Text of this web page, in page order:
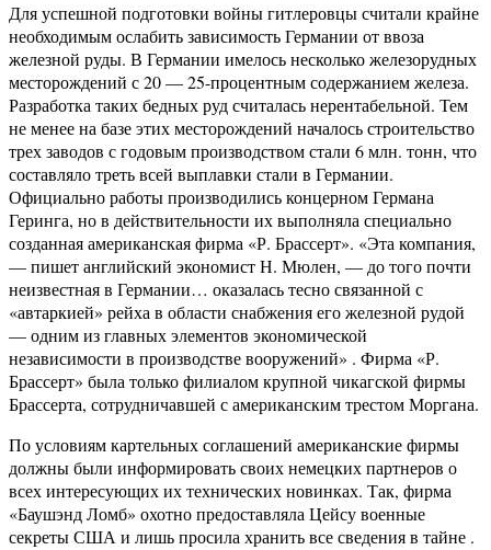
Для успешной подготовки войны гитлеровцы считали крайне
необходимым ослабить зависимость Германии от ввоза
железной руды. В Германии имелось несколько железорудных
месторождений с 20 — 25-процентным содержанием железа.
Разработка таких бедных руд считалась нерентабельной. Тем
не менее на базе этих месторождений началось строительство
трех заводов с годовым производством стали 6 млн. тонн, что
составляло треть всей выплавки стали в Германии.
Официально работы производились концерном Германа
Геринга, но в действительности их выполняла специально
созданная американская фирма «Р. Брассерт». «Эта компания,
— пишет английский экономист Н. Мюлен, — до того почти
неизвестная в Германии… оказалась тесно связанной с
«автаркией» рейха в области снабжения его железной рудой
— одним из главных элементов экономической
независимости в производстве вооружений» . Фирма «Р.
Брассерт» была только филиалом крупной чикагской фирмы
Брассерта, сотрудничавшей с американским трестом Моргана.
По условиям картельных соглашений американские фирмы
должны были информировать своих немецких партнеров о
всех интересующих их технических новинках. Так, фирма
«Баушэнд Ломб» охотно предоставляла Цейсу военные
секреты США и лишь просила хранить все сведения в тайне .